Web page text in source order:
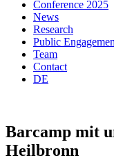
Conference 2025
News
Research
Public
Team
Contact
DE
Barcamp mit
Heilbronn